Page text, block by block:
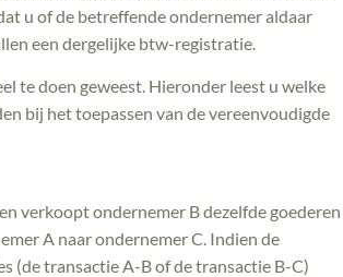
u of de betreffende ondernemer aldaar
een dergelijke btw-registratie.
te doen geweest. Hieronder leest u welke
bij het toepassen van de vereenvoudigde
verkoopt ondernemer B dezelfde goederen
A naar ondernemer C. Indien de
(de transactie A-B of de transactie B-C)